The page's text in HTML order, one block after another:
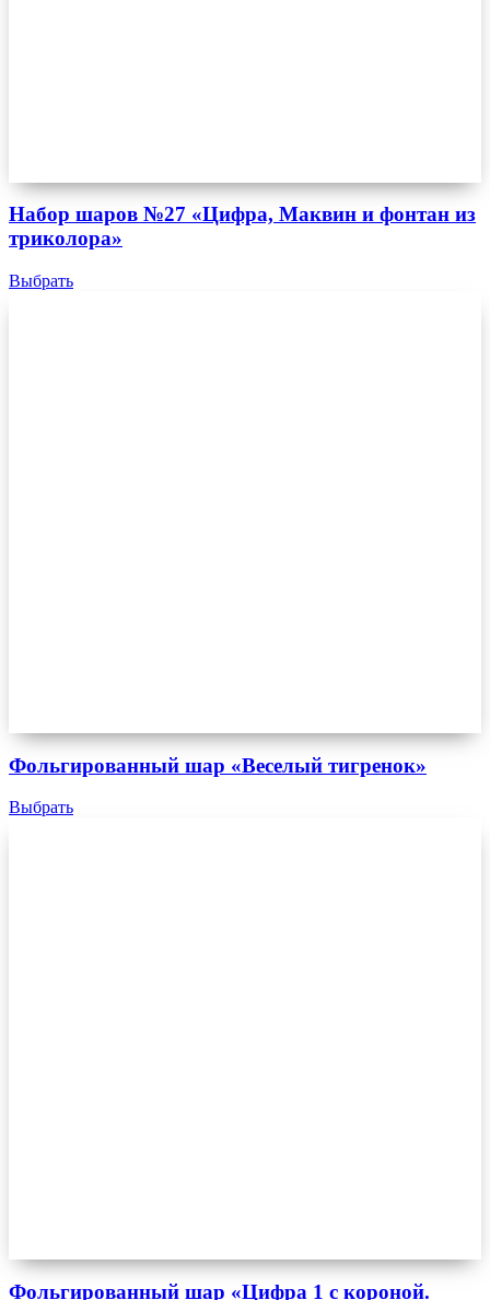
Набор шаров №27 «Цифра, Маквин и фонтан из
триколора»
Выбрать
Фольгированный шар «Веселый тигренок»
Выбрать
Фольгированный шар «Цифра 1 с короной.